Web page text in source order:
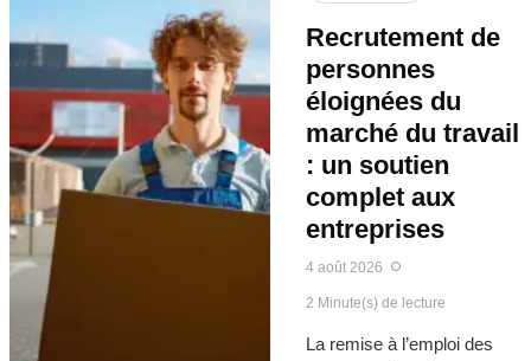
Recrutement de
personnes
éloignées du
marché du travail
: un soutien
complet aux
entreprises
4 août 2026
2 Minute(s) de lecture
La remise à l’emploi des